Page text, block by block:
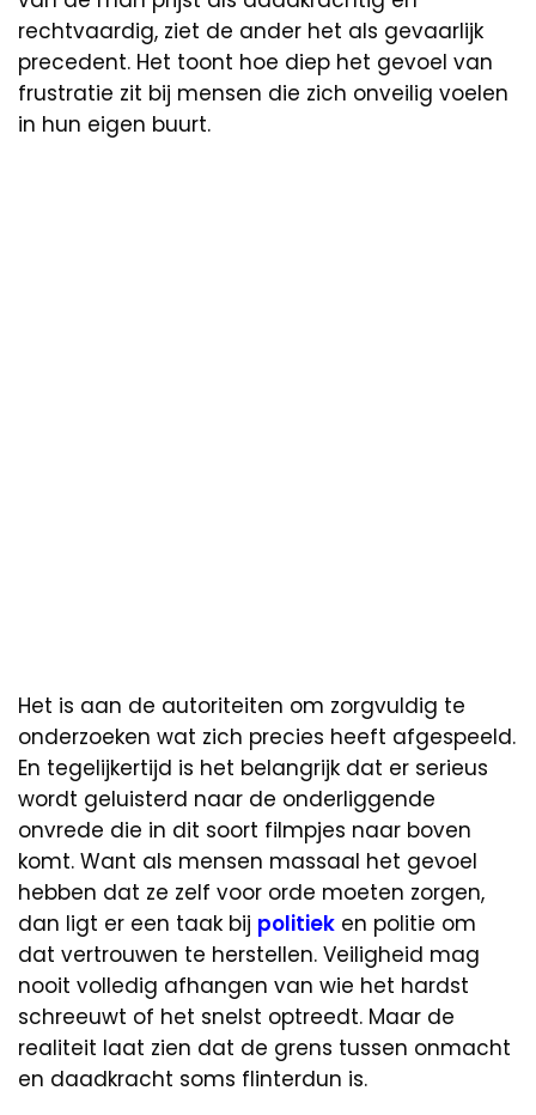
rechtvaardig, ziet de ander het als gevaarlijk
precedent. Het toont hoe diep het gevoel van
frustratie zit bij mensen die zich onveilig voelen
in hun eigen buurt.
Het is aan de autoriteiten om zorgvuldig te
onderzoeken wat zich precies heeft afgespeeld.
En tegelijkertijd is het belangrijk dat er serieus
wordt geluisterd naar de onderliggende
onvrede die in dit soort filmpjes naar boven
komt. Want als mensen massaal het gevoel
hebben dat ze zelf voor orde moeten zorgen,
dan ligt er een taak bij politiek en politie om
dat vertrouwen te herstellen. Veiligheid mag
nooit volledig afhangen van wie het hardst
schreeuwt of het snelst optreedt. Maar de
realiteit laat zien dat de grens tussen onmacht
en daadkracht soms flinterdun is.